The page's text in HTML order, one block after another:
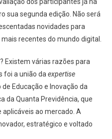
sua segunda edição. Não será
novidades para
recentes do mundo digital.
Existem várias razões para
foi a união da expertise
Educação e Inovação da
da Quanta Previdência, que
ao mercado. A
estratégico e voltado